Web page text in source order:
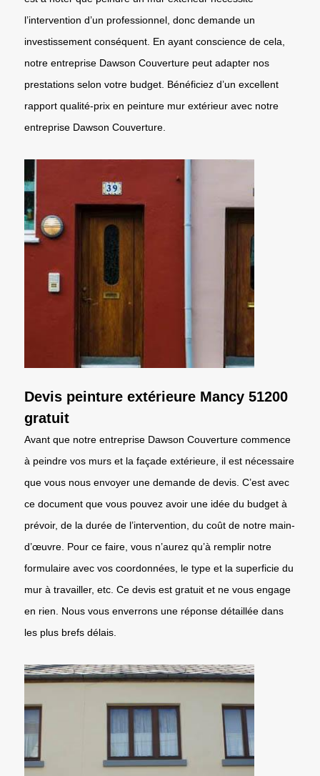
l’intervention d’un professionnel, donc demande un
investissement conséquent. En ayant conscience de cela,
notre entreprise Dawson Couverture peut adapter nos
prestations selon votre budget. Bénéficiez d’un excellent
rapport qualité-prix en peinture mur extérieur avec notre
entreprise Dawson Couverture.
Devis peinture extérieure Mancy 51200
gratuit
Avant que notre entreprise Dawson Couverture commence
à peindre vos murs et la façade extérieure, il est nécessaire
que vous nous envoyer une demande de devis. C’est avec
ce document que vous pouvez avoir une idée du budget à
prévoir, de la durée de l’intervention, du coût de notre main-
d’œuvre. Pour ce faire, vous n’aurez qu’à remplir notre
formulaire avec vos coordonnées, le type et la superficie du
mur à travailler, etc. Ce devis est gratuit et ne vous engage
en rien. Nous vous enverrons une réponse détaillée dans
les plus brefs délais.